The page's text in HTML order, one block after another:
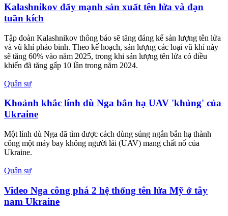
Kalashnikov đẩy mạnh sản xuất tên lửa và đạn
tuần kích
Tập đoàn Kalashnikov thông báo sẽ tăng đáng kể sản lượng tên lửa
và vũ khí pháo binh. Theo kế hoạch, sản lượng các loại vũ khí này
sẽ tăng 60% vào năm 2025, trong khi sản lượng tên lửa có điều
khiển đã tăng gấp 10 lần trong năm 2024.
Quân sự
Khoảnh khắc lính dù Nga bắn hạ UAV 'khủng' của
Ukraine
Một lính dù Nga đã tìm được cách dùng súng ngắn bắn hạ thành
công một máy bay không người lái (UAV) mang chất nổ của
Ukraine.
Quân sự
Video Nga công phá 2 hệ thống tên lửa Mỹ ở tây
nam Ukraine